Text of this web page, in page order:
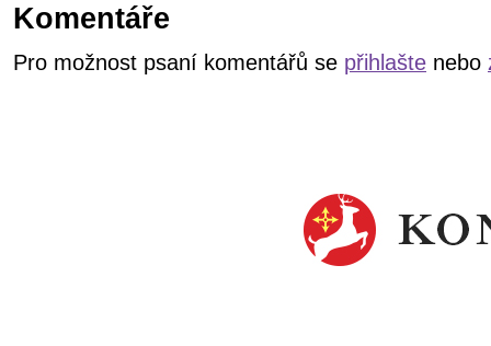
Komentáře
Pro možnost psaní komentářů se přihlašte nebo